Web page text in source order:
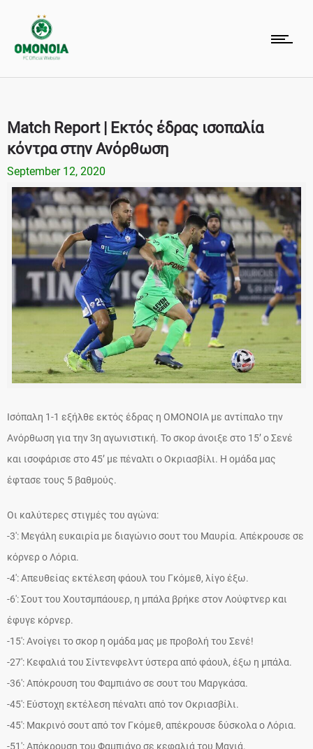
Match Report | Εκτός έδρας ισοπαλία
κόντρα στην Ανόρθωση
September 12, 2020
Ισόπαλη 1-1 εξήλθε εκτός έδρας η ΟΜΟΝΟΙΑ με αντίπαλο την
Ανόρθωση για την 3η αγωνιστική. Το σκορ άνοιξε στο 15’ ο Σενέ
και ισοφάρισε στο 45’ με πέναλτι ο Οκριασβίλι. Η ομάδα μας
έφτασε τους 5 βαθμούς.
Οι καλύτερες στιγμές του αγώνα:
-3′: Μεγάλη ευκαιρία με διαγώνιο σουτ του Μαυρία. Απέκρουσε σε
κόρνερ ο Λόρια.
-4′: Απευθείας εκτέλεση φάουλ του Γκόμεθ, λίγο έξω.
-6′: Σουτ του Χουτσμπάουερ, η μπάλα βρήκε στον Λούφτνερ και
έφυγε κόρνερ.
-15′: Ανοίγει το σκορ η ομάδα μας με προβολή του Σενέ!
-27′: Κεφαλιά του Σίντενφελντ ύστερα από φάουλ, έξω η μπάλα.
-36′: Απόκρουση του Φαμπιάνο σε σουτ του Μαργκάσα.
-45′: Εύστοχη εκτέλεση πέναλτι από τον Οκριασβίλι.
-45′: Μακρινό σουτ από τον Γκόμεθ, απέκρουσε δύσκολα ο Λόρια.
-51′: Απόκρουση του Φαμπιάνο σε κεφαλιά του Μανιά.